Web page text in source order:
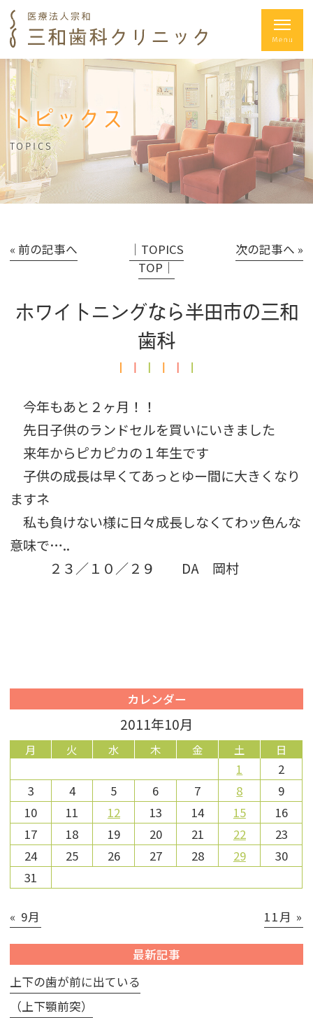
トピックス
TOPICS
« 前の記事へ
│TOPICS
TOP│
次の記事へ »
ホワイトニングなら半田市の三和
歯科
今年もあと２ヶ月！！
先日子供のランドセルを買いにいきました
来年から ピカピカの１年生です
子供の成長は早くてあっとゆー間に大きくなり
ますネ
私も負けない様に日々成長しなくてわッ色んな
意味で…..
２３／１０／２９ DA 岡村
カレンダー
2011年10月
月 火 水 木 金 土 日
1
2
3
4 5 6 7 8
9
10
11 12 13 14 15
16
17
18 19 20 21 22
23
24
25 26 27 28 29
30
31
« 9月 11月 »
最新記事
上下の歯が前に出ている
（上下顎前突）